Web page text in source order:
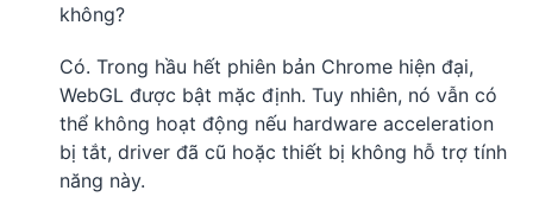
không?
Có. Trong hầu hết phiên bản Chrome hiện đại,
WebGL được bật mặc định. Tuy nhiên, nó vẫn có
thể không hoạt động nếu hardware acceleration
bị tắt, driver đã cũ hoặc thiết bị không hỗ trợ tính
năng này.